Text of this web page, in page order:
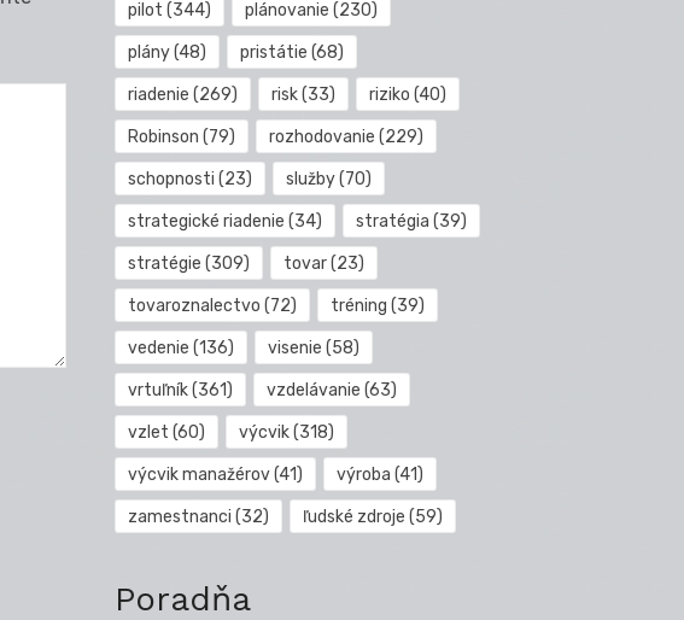
pilot (344) plánovanie (230)
plány(48) pristátie (68)
riadenie (269) risk(33) riziko (40)
Robinson (79) rozhodovanie (229)
schopnosti (23) služby(70)
strategické riadenie (34) stratégia (39)
stratégie (309) tovar(23)
tovaroznalectvo (72) tréning (39)
vedenie (136) visenie (58)
vrtuľník(361) vzdelávanie (63)
vzlet (60) výcvik(318)
výcvik manažérov(41) výroba (41)
zamestnanci (32) ľudské zdroje (59)
Poradňa